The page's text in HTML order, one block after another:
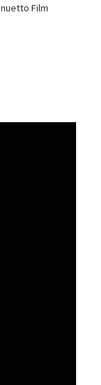
Film